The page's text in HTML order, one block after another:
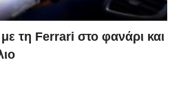
τη Ferrari στο φανάρι και